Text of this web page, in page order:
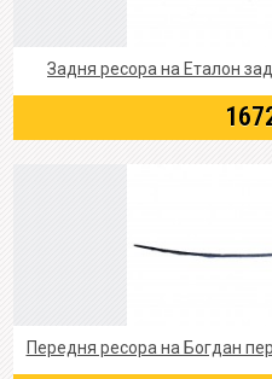
Задня ресора на Еталон
Передня ресора на Богдан